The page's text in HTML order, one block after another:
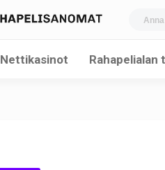
Nettikasinot Rahapelialan